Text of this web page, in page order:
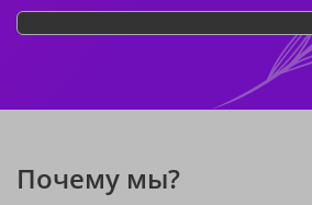
Почему мы?